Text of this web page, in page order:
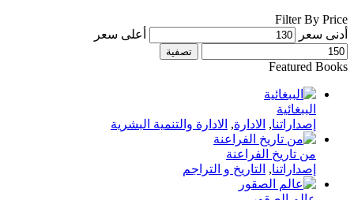
Filter By Price
أدنى سعر
أعلى سعر
تصفية
Featured Books
الببغائية
إصداراتنا, الادارة, الادارة والتنمية البشرية
من تاريخ الفراعنة
إصداراتنا, التاريخ و التراجم